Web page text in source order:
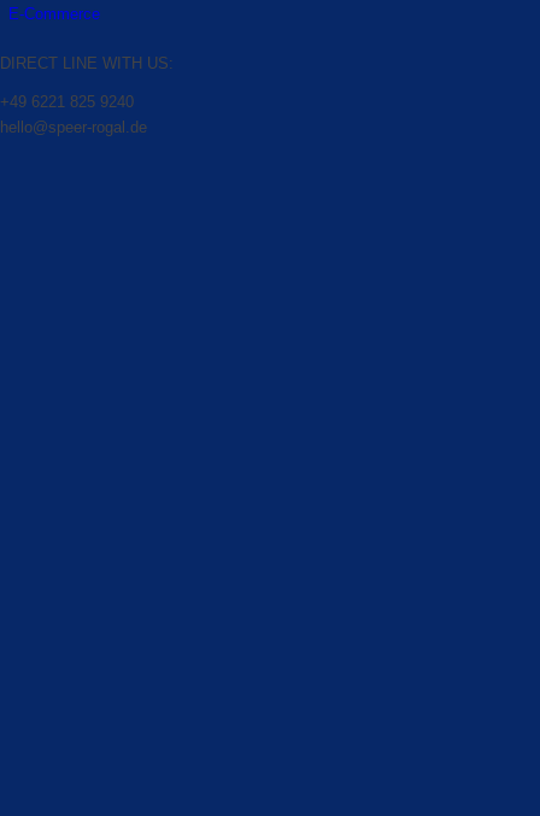
E-Commerce
DIRECT LINE WITH US:
+49 6221 825 9240
hello@speer-rogal.de